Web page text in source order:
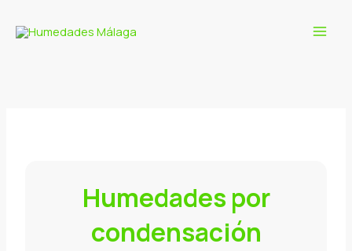
Humedades por
condensación